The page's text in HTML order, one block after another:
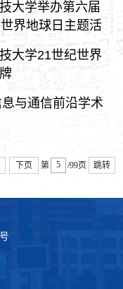
大学举办第六届
界地球日主题活
大学21世纪世界
息与通信前沿学术
下页 第 /99页 跳转